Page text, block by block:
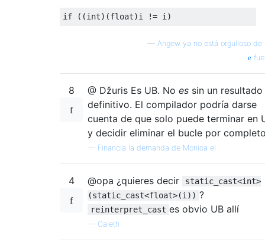
if ((int)(float
— Angew ya no está orgulloso de
8 @ Džuris Es UB. No es sin un resultado
definitivo. El compilador podría darse
cuenta de que solo puede terminar en
y decidir eliminar el bucle por
— Financia la demanda de Monica el
4 @opa ¿quieres decir
static_cast<int>
(static_cast<float>(i)) ?
reinterpret_cast es obvio UB allí
— Caleth